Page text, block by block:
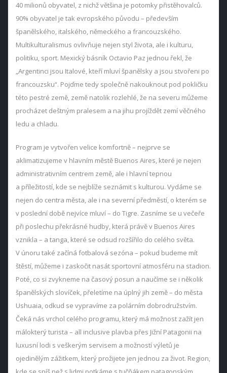
40 milionů obyvatel, z nichž většina je potomky přistěhovalců.
90% obyvatel je tak evropského původu – především
španělského, italského, německého a francouzského.
Multikulturalismus ovlivňuje nejen styl života, ale i kulturu,
politiku, sport. Mexický básník Octavio Paz jednou řekl, že
„Argentinci jsou Italové, kteří mluví španělsky a jsou stvořeni po
francouzsku“. Pojďme tedy společně nakouknout pod pokličku
této pestré země, země natolik rozlehlé, že na severu můžeme
procházet deštným pralesem a na jihu projíždět zemí věčného
ledu a chladu.
Program je vytvořen velice komfortně – nejprve se
aklimatizujeme v hlavním městě Buenos Aires, které je nejen
administrativním centrem země, ale i hlavní tepnou
a příležitostí, kde se nejblíže seznámit s kulturou. Vydáme se
nejen do centra města, ale i na severní předměstí, o kterém se
v poslední době nejvíce mluví – do Tigre. Zasníme se u večeře
při poslechu překrásné hudby, která právě v Buenos Aires
vznikla – a tanga, které se odsud rozšířilo do celého světa.
V únoru také začíná fotbalová sezóna – pokud budeme mít
štěstí, můžeme i zaskočit nasát sportovní atmosféru na stadion.
Poté, co si zvykneme na časový posun a naučíme se i několik
španělských slovíček, přeletíme na úplný jih země – do města
Ushuaia, odkud se vypravíme za polárním dobrodružstvím.
Čeká nás vrchol celého programu, který má možnost zažít jen
málokterý turista – all inclusive plavba přes Jižní Patagonii na
luxusní lodi s veškerým servisem a možností výletů je
ojedinělým zážitkem, který prožijete jen jednou za život. Region,